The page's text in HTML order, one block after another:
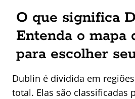
O que significa
Entenda o mapa
para escolher
Dublin é dividida em
total. Elas são classificadas